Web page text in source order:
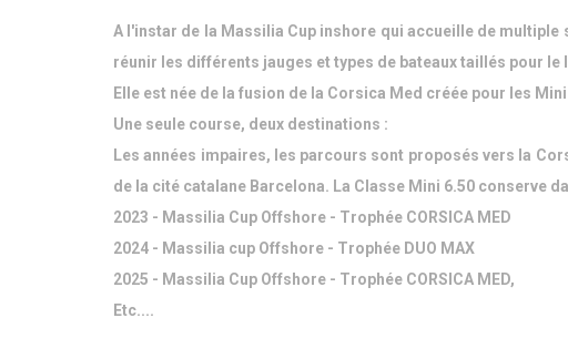
A l'instar de la Massilia Cup inshore qui accueille de multiple
réunir les différents jauges et types de bateaux taillés pour le
Elle est née de la fusion de la Corsica Med créée pour les
Une seule course, deux destinations :
Les années impaires, les parcours sont proposés vers la
de la cité catalane Barcelona. La Classe Mini 6.50 conserve
2023 - Massilia Cup Offshore - Trophée CORSICA MED
2024 - Massilia cup Offshore - Trophée DUO MAX
2025 - Massilia Cup Offshore - Trophée CORSICA MED,
Etc....